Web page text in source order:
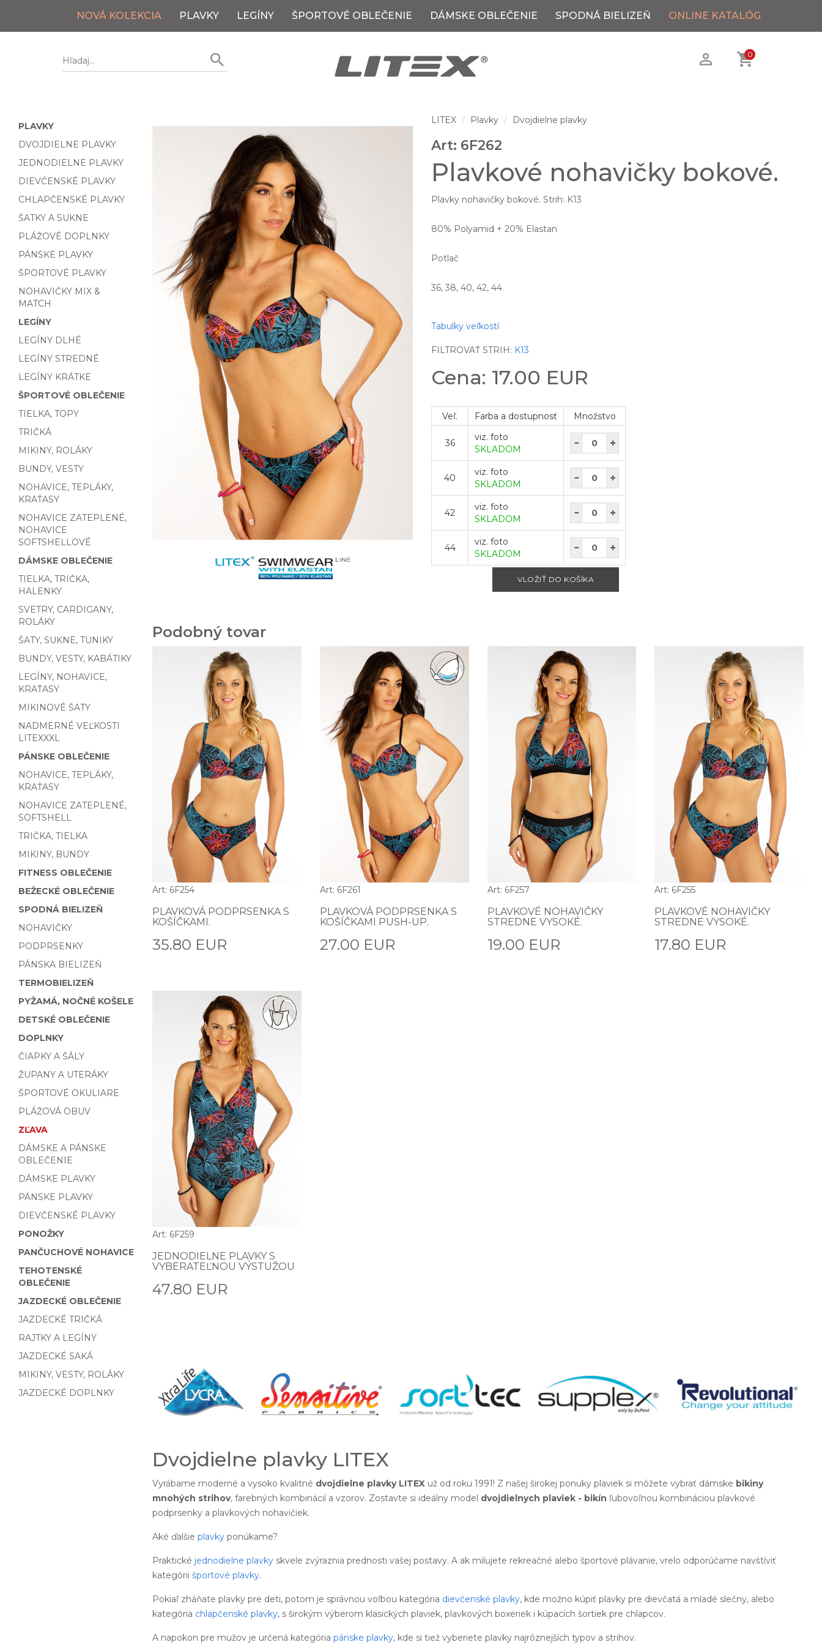
NOVÁ KOLEKCIA PLAVKY LEGÍNY ŠPORTOVÉ OBLEČENIE DÁMSKE OBLEČENIE SPODNÁ BIELIZEŇ ONLINE KATALÓG
0
PLAVKY
DVOJDIELNE PLAVKY
JEDNODIELNE PLAVKY
DIEVČENSKÉ PLAVKY
CHLAPČENSKÉ PLAVKY
ŠATKY A SUKNE
PLÁŽOVÉ DOPLNKY
PÁNSKE PLAVKY
ŠPORTOVÉ PLAVKY
NOHAVIČKY MIX &
MATCH
LEGÍNY
LEGÍNY DLHÉ
LEGÍNY STREDNÉ
LEGÍNY KRÁTKE
ŠPORTOVÉ OBLEČENIE
TIELKA, TOPY
TRIČKÁ
MIKINY, ROLÁKY
BUNDY, VESTY
NOHAVICE, TEPLÁKY,
KRAŤASY
NOHAVICE ZATEPLENÉ,
NOHAVICE
SOFTSHELLOVÉ
DÁMSKE OBLEČENIE
TIELKA, TRIČKA,
HALENKY
SVETRY, CARDIGANY,
ROLÁKY
ŠATY, SUKNE, TUNIKY
BUNDY, VESTY, KABÁTIKY
LEGÍNY, NOHAVICE,
KRAŤASY
MIKINOVÉ ŠATY
NADMERNÉ VEĽKOSTI
LITEXXXL
PÁNSKE OBLEČENIE
NOHAVICE, TEPLÁKY,
KRAŤASY
NOHAVICE ZATEPLENÉ,
SOFTSHELL
TRIČKA, TIELKA
MIKINY, BUNDY
FITNESS OBLEČENIE
BEŽECKÉ OBLEČENIE
SPODNÁ BIELIZEŇ
NOHAVIČKY
PODPRSENKY
PÁNSKA BIELIZEŇ
TERMOBIELIZEŇ
PYŽAMÁ, NOČNÉ KOŠELE
DETSKÉ OBLEČENIE
DOPLNKY
ČIAPKY A ŠÁLY
ŽUPANY A UTERÁKY
ŠPORTOVÉ OKULIARE
PLÁŽOVÁ OBUV
ZĽAVA
DÁMSKE A PÁNSKE
OBLEČENIE
DÁMSKE PLAVKY
PÁNSKE PLAVKY
DIEVČENSKÉ PLAVKY
PONOŽKY
PANČUCHOVÉ NOHAVICE
TEHOTENSKÉ
OBLEČENIE
JAZDECKÉ OBLEČENIE
JAZDECKÉ TRIČKÁ
RAJTKY A LEGÍNY
JAZDECKÉ SAKÁ
MIKINY, VESTY, ROLÁKY
JAZDECKÉ DOPLNKY
LITEX Plavky Dvojdielne plavky
Art: 6F262
Plavkové nohavičky bokové.
Plavky nohavičky bokové. Strih: K13
80% Polyamid + 20% Elastan
Potlač
36, 38, 40, 42, 44
Tabulky veľkostí
FILTROVAŤ STRIH: K13
Cena: 17.00 EUR
Veľ. Farba a dostupnosť Množstvo
36
viz. foto
SKLADOM
40
viz. foto
SKLADOM
42
viz. foto
SKLADOM
44
viz. foto
SKLADOM
Podobný tovar
Art: 6F254
PLAVKOVÁ PODPRSENKA S
KOŠÍČKAMI.
35.80 EUR
Art: 6F261
PLAVKOVÁ PODPRSENKA S
KOŠÍČKAMI PUSH-UP.
27.00 EUR
Art: 6F257
PLAVKOVÉ NOHAVIČKY
STREDNE VYSOKÉ.
19.00 EUR
Art: 6F255
PLAVKOVÉ NOHAVIČKY
STREDNE VYSOKÉ.
17.80 EUR
Art: 6F259
JEDNODIELNE PLAVKY S
VYBERATEĽNOU VÝSTUŽOU
47.80 EUR
Dvojdielne plavky LITEX
Vyrábame moderné a vysoko kvalitné dvojdielne plavky LITEX už od roku 1991! Z našej širokej ponuky plaviek si môžete vybrať dámske bikiny
mnohých strihov, farebných kombinácií a vzorov. Zostavte si ideálny model dvojdielnych plaviek - bikín ľubovoľnou kombináciou plavkové
podprsenky a plavkových nohavičiek.
Aké ďalšie plavky ponúkame?
Praktické jednodielne plavky skvele zvýraznia prednosti vašej postavy. A ak milujete rekreačné alebo športové plávanie, vrelo odporúčame navštíviť
kategórii športové plavky.
Pokiaľ zháňate plavky pre deti, potom je správnou voľbou kategória dievčenské plavky, kde možno kúpiť plavky pre dievčatá a mladé slečny, alebo
kategória chlapčenské plavky, s širokým výberom klasických plaviek, plavkových boxeriek i kúpacích šortiek pre chlapcov.
A napokon pre mužov je určená kategória pánske plavky, kde si tiež vyberiete plavky najrôznejších typov a strihov.